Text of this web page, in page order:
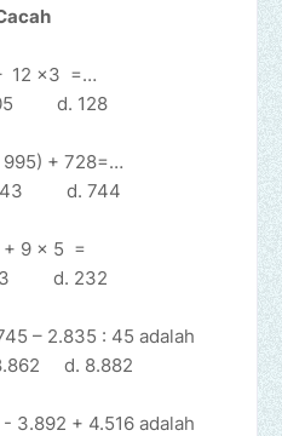
12 x3 =…
d. 128
995) + 728=…
d. 744
+ 9 x 5 =
d. 232
– 2.835 : 45 adalah
d. 8.882
- 3.892 + 4.516 adalah